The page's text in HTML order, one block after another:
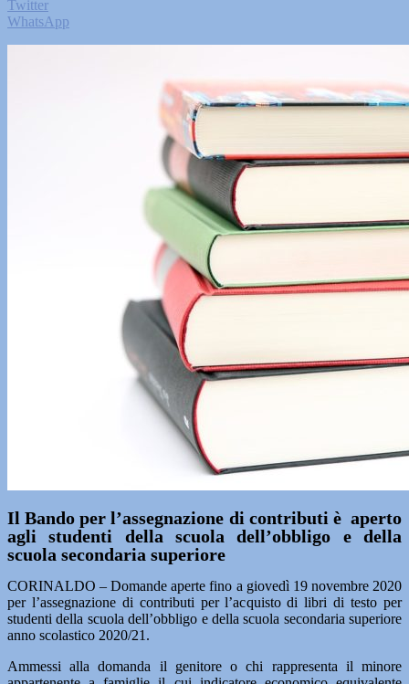
Twitter
WhatsApp
Il Bando per l’assegnazione di contributi è aperto
agli studenti della scuola dell’obbligo e della
scuola secondaria superiore
CORINALDO – Domande aperte fino a giovedì 19 novembre 2020
per l’assegnazione di contributi per l’acquisto di libri di testo per
studenti della scuola dell’obbligo e della scuola secondaria superiore
anno scolastico 2020/21.
Ammessi alla domanda il genitore o chi rappresenta il minore